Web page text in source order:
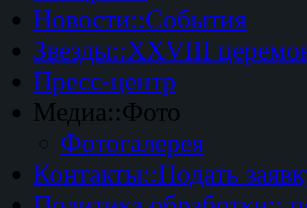
Новости::События
Звезды::XXVIII
Пресс-центр
Медиа::Фото
Фотогалерея
Контакты::Подать